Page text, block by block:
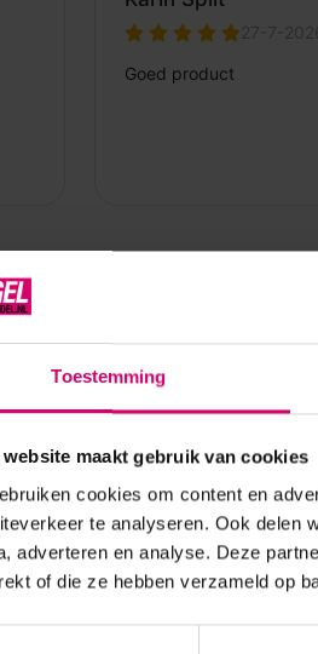
Toestemming
website maakt gebruik van cookies
cookies om content en
te analyseren. Ook delen
adverteren en analyse. Deze
of die ze hebben verzameld op